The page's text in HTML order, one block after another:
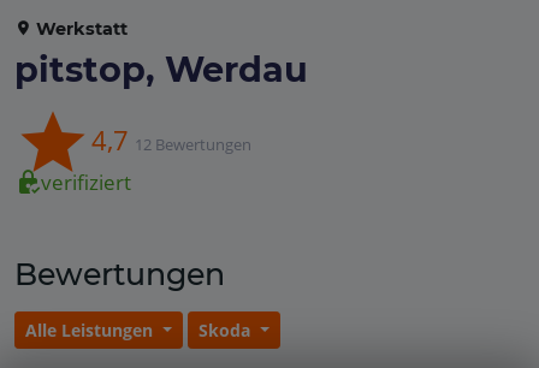
Werkstatt
pitstop, Werdau
4,7 12 Bewertungen
verifiziert
Bewertungen
Alle Leistungen Skoda